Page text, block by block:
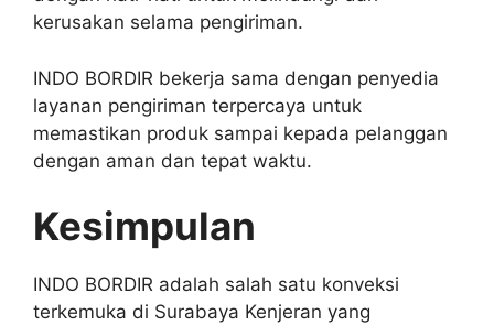
kerusakan selama pengiriman.
INDO BORDIR bekerja sama dengan penyedia
layanan pengiriman terpercaya untuk
memastikan produk sampai kepada pelanggan
dengan aman dan tepat waktu.
Kesimpulan
INDO BORDIR adalah salah satu konveksi
terkemuka di Surabaya Kenjeran yang